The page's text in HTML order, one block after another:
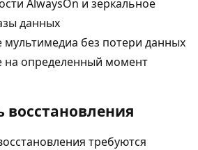
AlwaysOn и зеркальное
данных
мультимедиа без потери данных
на определенный момент
требуются